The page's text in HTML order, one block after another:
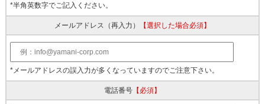
*半角英数字でご記入ください。
メールアドレス （再入力） 【選択した場合必須】
*メールアドレスの誤入力が多くなっていますのでご注意下さい。
電話番号【必須】